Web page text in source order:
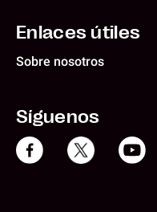
Enlaces útiles
Sobre nosotros
Síguenos